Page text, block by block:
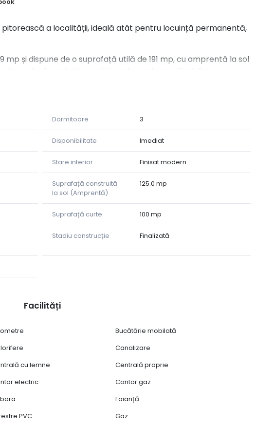
a localității, ideală atât pentru locuință permanentă,
și dispune de o suprafață utilă de 191 mp, cu amprentă la sol
oferă acces rapid către magazine, puncte de interes și
apreciată, la doar câteva minute de Sibiu.
Dormitoare 3
Disponibilitate Imediat
Stare interior Finisat modern
Suprafață construită
la sol (Amprentă)
125.0 mp
Suprafață curte 100 mp
Stadiu construcție Finalizată
Facilități
Bucătărie mobilată
Canalizare
cu lemne
Centrală proprie
electric
Contor gaz
Faianță
PVC
Gaz